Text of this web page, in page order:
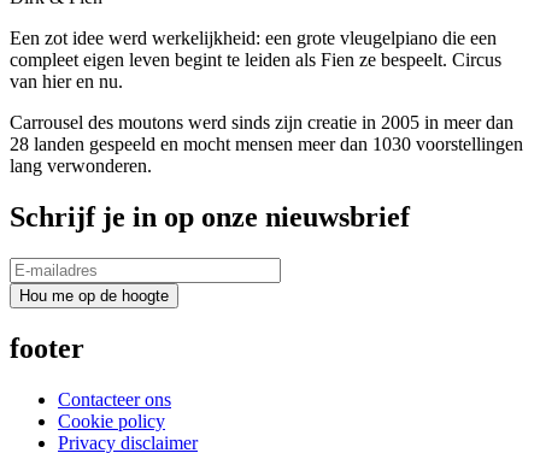
Een zot idee werd werkelijkheid: een grote vleugelpiano die een
compleet eigen leven begint te leiden als Fien ze bespeelt. Circus
van hier en nu.
Carrousel des moutons werd sinds zijn creatie in 2005 in meer dan
28 landen gespeeld en mocht mensen meer dan 1030 voorstellingen
lang verwonderen.
Schrijf je in op onze nieuwsbrief
footer
Contacteer ons
Cookie policy
Privacy disclaimer